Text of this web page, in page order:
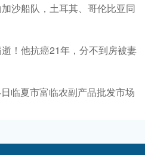
沙船队，土耳其、哥伦比亚同
！他抗癌21年，分不到房被妻
临夏市富临农副产品批发市场